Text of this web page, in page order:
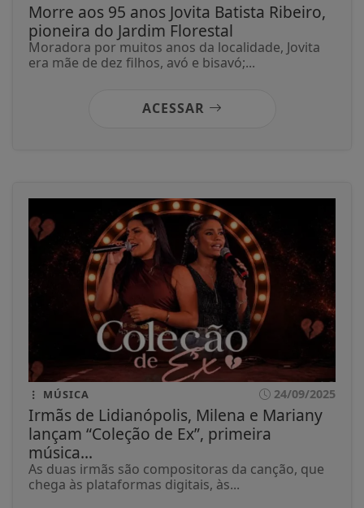
Morre aos 95 anos Jovita Batista Ribeiro,
pioneira do Jardim Florestal
Moradora por muitos anos da localidade, Jovita
era mãe de dez filhos, avó e bisavó;...
ACESSAR
MÚSICA 24/09/2025
Irmãs de Lidianópolis, Milena e Mariany
lançam “Coleção de Ex”, primeira
música...
As duas irmãs são compositoras da canção, que
chega às plataformas digitais, às...